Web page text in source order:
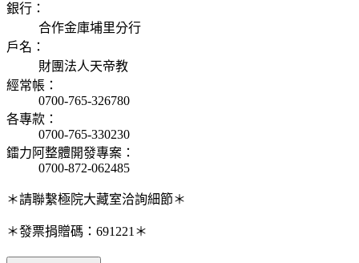
銀行 ：
合作金庫埔里分行
戶名 ：
財團法人天帝教
經常帳 ：
0700-765-326780
各專款 ：
0700-765-330230
鐳力阿整體開發專案 ：
0700-872-062485
＊請聯繫極院大藏室洽詢細節＊
＊發票捐贈碼：691221＊